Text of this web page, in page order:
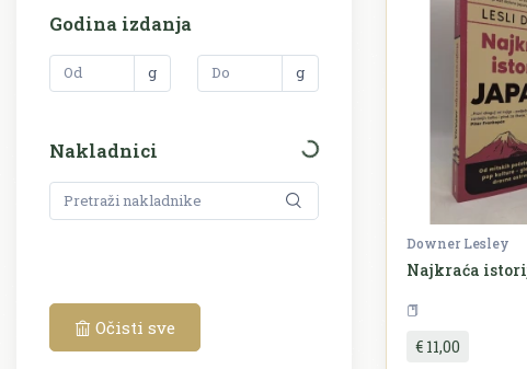
Godina izdanja
g g
Nakladnici
Očisti sve
Downer Lesley
Najkraća
€ 11,00